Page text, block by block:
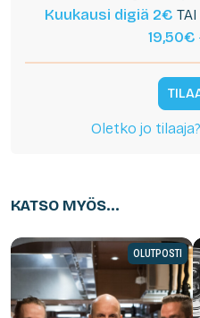
Kuukausi digiä 2€ TAI
19,50€
Oletko jo
KATSO MYÖS...
OLUTPOSTI